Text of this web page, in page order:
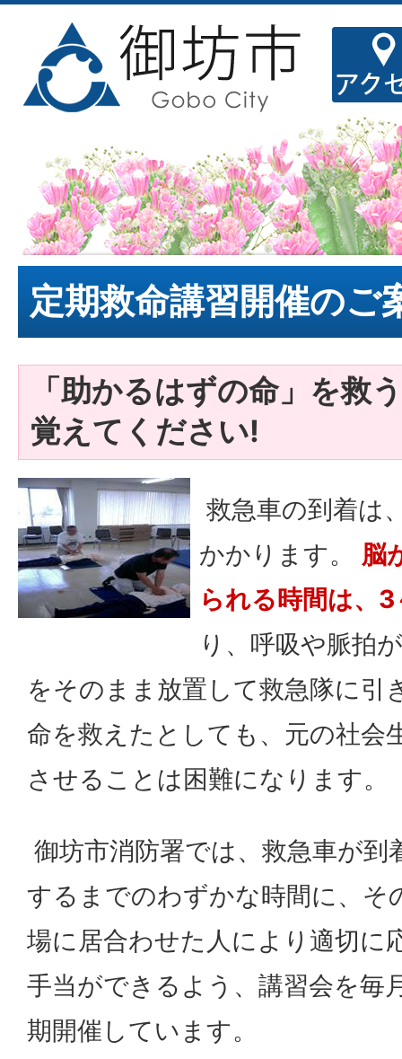
定期救命講習開催のご
「助かるはずの命」を救
覚えてください!
救急車の到着は
かかります。 脳
られる時間は、
り、呼吸や脈拍
をそのまま放置して救急隊に引
命を救えたとしても、元の社会
させることは困難になります。
御坊市消防署では、救急車が到
するまでのわずかな時間に、そ
場に居合わせた人により適切に
手当ができるよう、講習会を毎
期開催しています。